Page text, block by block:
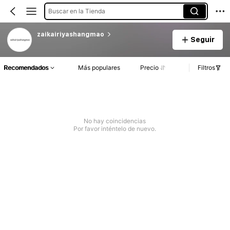
Buscar en la Tienda
zaikairiyashangmao
Seguir
Recomendados Más populares Precio Filtros
No hay coincidencias
Por favor inténtelo de nuevo.